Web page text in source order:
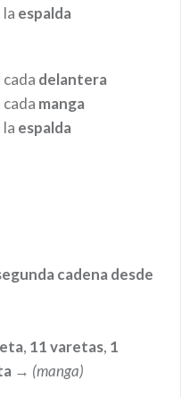
la espalda
cada delantera
cada manga
la espalda
cadena desde
, 11 varetas, 1
→ (manga)